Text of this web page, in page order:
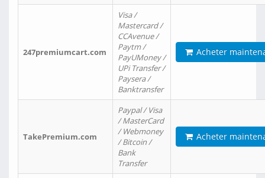
247premiumcart.com
Visa /
Mastercard /
CCAvenue /
Paytm /
PayUMoney /
UPi Transfer /
Paysera /
Banktransfer
Acheter
TakePremium.com
Paypal / Visa
/ MasterCard
/ Webmoney
/ Bitcoin /
Bank
Transfer
Acheter